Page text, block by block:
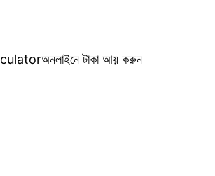
অনলাইনে টাকা আয় করুন